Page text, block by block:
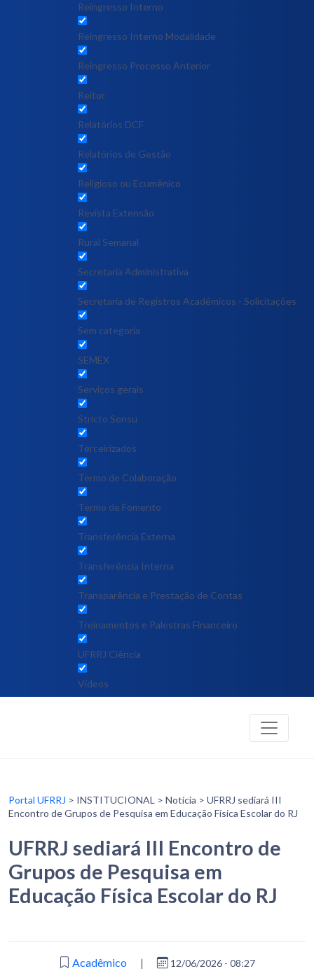
Reingresso Interno
Reingresso Interno Modalidade
Reingresso Processo Anterior
Reitor
Relatórios DCF
Relatórios de Gestão
Religioso ou Ecumênico
Revista Extensão
Rural Semanal
Secretaria Administrativa
Secretaria de Registros Acadêmicos - Solicitações
Sem categoria
SEMEX
Serviços gerais
Stricto Sensu
Terceirizados
Termo de Colaboração
Termo de Fomento
Transferência Externa
Transferência Interna
Transparência e Prestação de Contas
Treinamentos e Palestras Financeiro
UFRRJ Ciência
Vídeos
Portal UFRRJ > INSTITUCIONAL > Notícia > UFRRJ sediará III
Encontro de Grupos de Pesquisa em Educação Física Escolar do RJ
UFRRJ sediará III Encontro de
Grupos de Pesquisa em
Educação Física Escolar do RJ
Acadêmico | 12/06/2026 - 08:27